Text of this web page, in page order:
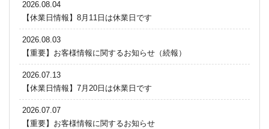
2026.08.04
【休業日情報】8月11日は休業日です
2026.08.03
【重要】お客様情報に関するお知らせ（続報）
2026.07.13
【休業日情報】7月20日は休業日です
2026.07.07
【重要】お客様情報に関するお知らせ